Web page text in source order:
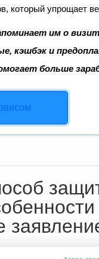
который упрощает
им о
кэшбэк и
больше